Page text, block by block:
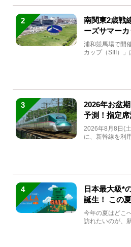
2
南関東2歳戦
ーズサマー
馬と見どこ
浦和競馬場で開
カップ（SIII）」
3
2026年お盆
予測！指定
急券も解説
2026年8月8日(
に、新幹線を利
4
日本最大級*
誕生！ この
生まれ変わる
今年の夏はどこ
訪れたいのが、